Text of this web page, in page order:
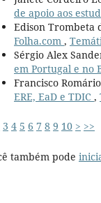
de apoio aos
Edison Trombeta
Folha.com ,
Sérgio Alex
em Portugal e no
Francisco
ERE, EaD e TDIC ,
3 4 5 6 7 8 9 10 > >>
também pode